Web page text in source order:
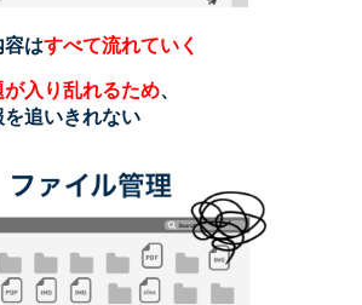
はすべて流れていく
入り乱れるため、
追いきれない